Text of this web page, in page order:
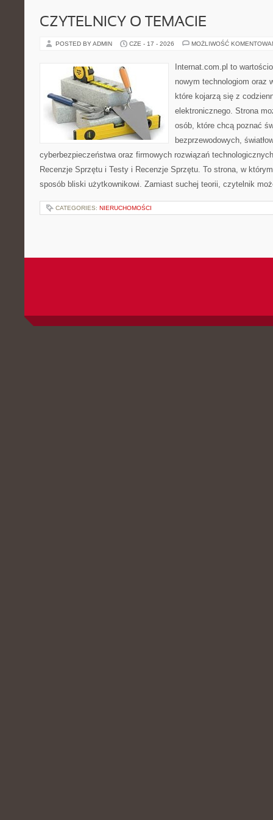
CZYTELNICY O TEMACIE
POSTED BY ADMIN CZE - 17 - 2026 MOŻLIWOŚĆ
Internat.com.pl to
nowym technologiom oraz
które kojarzą się z
elektronicznego. Strona
osób, które chcą poznać
bezprzewodowych,
cyberbezpieczeństwa oraz firmowych rozwiązań
Recenzje Sprzętu i Testy i Recenzje Sprzętu. To strona, w
sposób bliski użytkownikowi. Zamiast suchej teorii, czytelnik
CATEGORIES: NIERUCHOMOŚCI